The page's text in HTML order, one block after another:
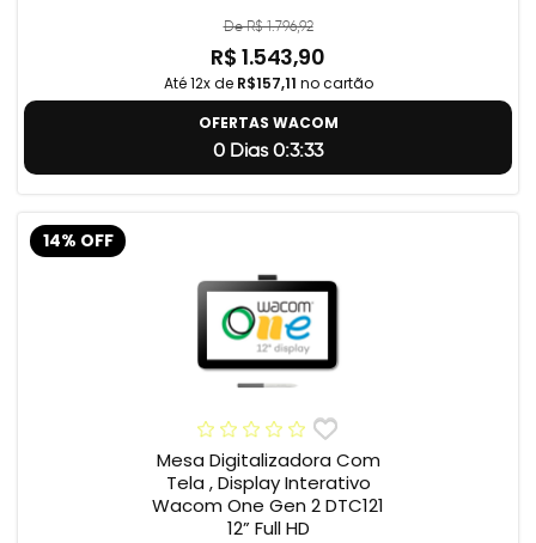
De R$ 1.796,92
R$ 1.543,90
Até 12x de R$157,11 no cartão
OFERTAS WACOM
0 Dias 0:3:32
14% OFF
Mesa Digitalizadora Com
Tela , Display Interativo
Wacom One Gen 2 DTC121
12” Full HD